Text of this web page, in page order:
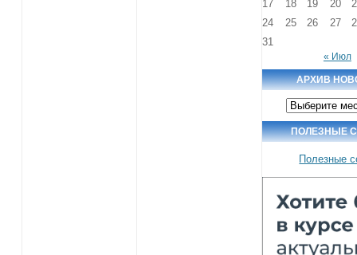
17
18 19 20
24
25 26 27
31
« Июл
АРХИВ
Архив
новостей
ПОЛЕЗНЫЕ
Полезные